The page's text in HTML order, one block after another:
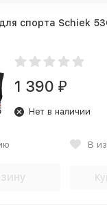
спорта Schiek
1 390 ₽
Нет в наличии
В